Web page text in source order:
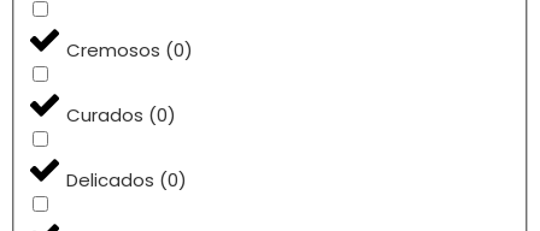
Cremosos (0)
Curados (0)
Delicados (0)